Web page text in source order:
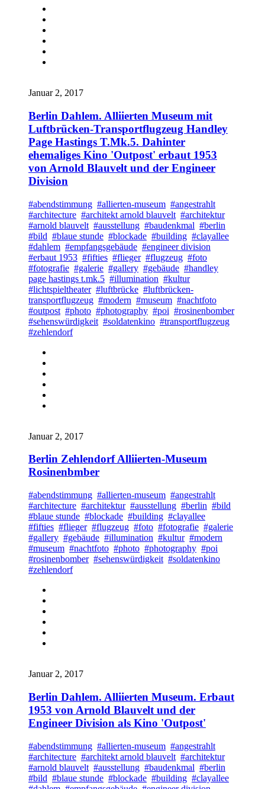
Januar 2, 2017
Berlin Dahlem. Alliierten Museum mit
Luftbrücken-Transportflugzeug Handley
Page Hastings T.Mk.5. Dahinter
ehemaliges Kino 'Outpost' erbaut 1953
von Arnold Blauvelt und der Engineer
Division
#abendstimmung #allierten-museum #angestrahlt
#architecture #architekt arnold blauvelt #architektur
#arnold blauvelt #ausstellung #baudenkmal #berlin
#bild #blaue stunde #blockade #building #clayallee
#dahlem #empfangsgebäude #engineer division
#erbaut 1953 #fifties #flieger #flugzeug #foto
#fotografie #galerie #gallery #gebäude #handley
page hastings t.mk.5 #illumination #kultur
#lichtspieltheater #luftbrücke #luftbrücken-
transportflugzeug #modern #museum #nachtfoto
#outpost #photo #photography #poi #rosinenbomber
#sehenswürdigkeit #soldatenkino #transportflugzeug
#zehlendorf
Januar 2, 2017
Berlin Zehlendorf Alliierten-Museum
Rosinenbmber
#abendstimmung #allierten-museum #angestrahlt
#architecture #architektur #ausstellung #berlin #bild
#blaue stunde #blockade #building #clayallee
#fifties #flieger #flugzeug #foto #fotografie #galerie
#gallery #gebäude #illumination #kultur #modern
#museum #nachtfoto #photo #photography #poi
#rosinenbomber #sehenswürdigkeit #soldatenkino
#zehlendorf
Januar 2, 2017
Berlin Dahlem. Alliierten Museum. Erbaut
1953 von Arnold Blauvelt und der
Engineer Division als Kino 'Outpost'
#abendstimmung #allierten-museum #angestrahlt
#architecture #architekt arnold blauvelt #architektur
#arnold blauvelt #ausstellung #baudenkmal #berlin
#bild #blaue stunde #blockade #building #clayallee